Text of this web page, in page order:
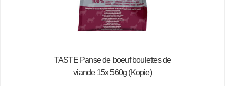
TASTE Panse de boeuf boulettes de
viande 15x 560g (Kopie)